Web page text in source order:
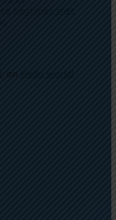
on